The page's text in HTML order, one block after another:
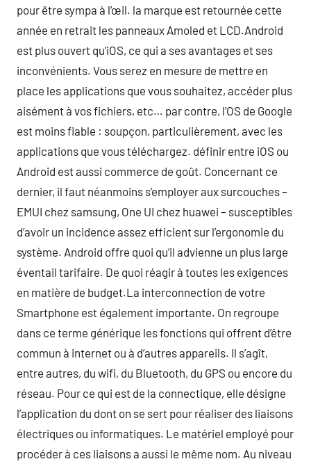
pour être sympa à l’œil. la marque est retournée cette
année en retrait les panneaux Amoled et LCD.Android
est plus ouvert qu’iOS, ce qui a ses avantages et ses
inconvénients. Vous serez en mesure de mettre en
place les applications que vous souhaitez, accéder plus
aisément à vos fichiers, etc… par contre, l’OS de Google
est moins fiable : soupçon, particulièrement, avec les
applications que vous téléchargez. définir entre iOS ou
Android est aussi commerce de goût. Concernant ce
dernier, il faut néanmoins s’employer aux surcouches –
EMUI chez samsung, One UI chez huawei – susceptibles
d’avoir un incidence assez efficient sur l’ergonomie du
système. Android offre quoi qu’il advienne un plus large
éventail tarifaire. De quoi réagir à toutes les exigences
en matière de budget.La interconnection de votre
Smartphone est également importante. On regroupe
dans ce terme générique les fonctions qui offrent d’être
commun à internet ou à d’autres appareils. Il s’agît,
entre autres, du wifi, du Bluetooth, du GPS ou encore du
réseau. Pour ce qui est de la connectique, elle désigne
l’application du dont on se sert pour réaliser des liaisons
électriques ou informatiques. Le matériel employé pour
procéder à ces liaisons a aussi le même nom. Au niveau